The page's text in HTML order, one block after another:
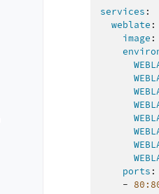
services :
weblate :
image :
ports :
-